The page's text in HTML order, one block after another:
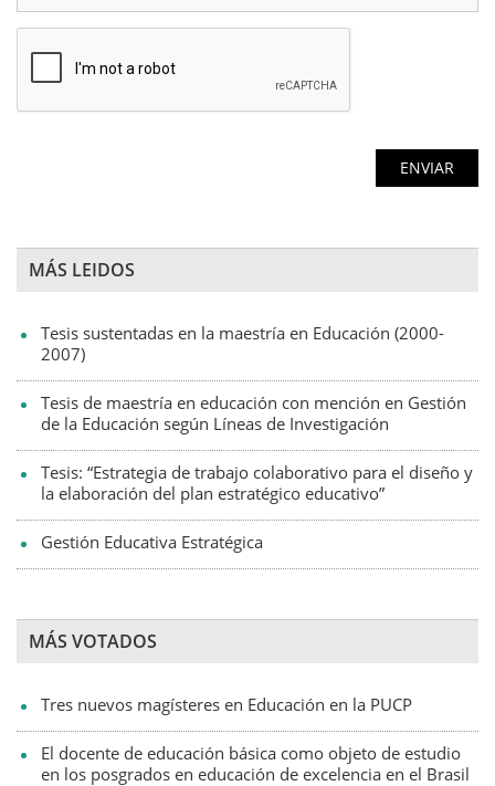
MÁS LEIDOS
Tesis sustentadas en la maestría en Educación (2000-
2007)
Tesis de maestría en educación con mención en Gestión
de la Educación según Líneas de Investigación
Tesis: “Estrategia de trabajo colaborativo para el diseño y
la elaboración del plan estratégico educativo”
Gestión Educativa Estratégica
MÁS VOTADOS
Tres nuevos magísteres en Educación en la PUCP
El docente de educación básica como objeto de estudio
en los posgrados en educación de excelencia en el Brasil